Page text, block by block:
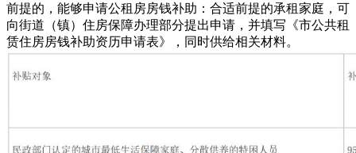
前提的，能够申请公租房房钱补助：合适前提的承租家庭，可
向街道（镇）住房保障办理部分提出申请，并填写《市公共租
赁住房房钱补助资历申请表》，同时供给相关材料。